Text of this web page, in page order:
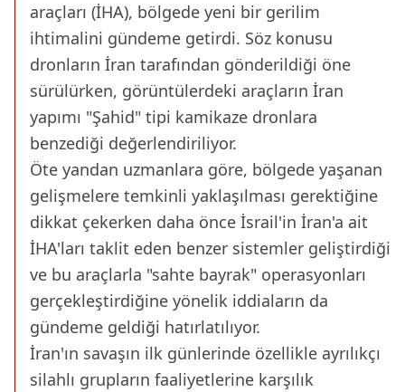
araçları (İHA), bölgede yeni bir gerilim
ihtimalini gündeme getirdi. Söz konusu
dronların İran tarafından gönderildiği öne
sürülürken, görüntülerdeki araçların İran
yapımı "Şahid" tipi kamikaze dronlara
benzediği değerlendiriliyor.
Öte yandan uzmanlara göre, bölgede yaşanan
gelişmelere temkinli yaklaşılması gerektiğine
dikkat çekerken daha önce İsrail'in İran'a ait
İHA'ları taklit eden benzer sistemler geliştirdiği
ve bu araçlarla "sahte bayrak" operasyonları
gerçekleştirdiğine yönelik iddiaların da
gündeme geldiği hatırlatılıyor.
İran'ın savaşın ilk günlerinde özellikle ayrılıkçı
silahlı grupların faaliyetlerine karşılık